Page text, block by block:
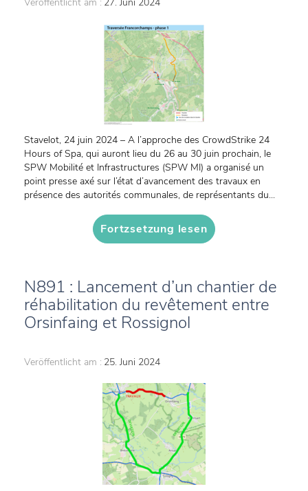
Stavelot, 24 juin 2024 – A l’approche des CrowdStrike 24
Hours of Spa, qui auront lieu du 26 au 30 juin prochain, le
SPW Mobilité et Infrastructures (SPW MI) a organisé un
point presse axé sur l’état d’avancement des travaux en
présence des autorités communales, de représentants du...
Fortzsetzung lesen
N891 : Lancement d’un chantier de
réhabilitation du revêtement entre
Orsinfaing et Rossignol
Veröffentlicht am : 25. Juni 2024